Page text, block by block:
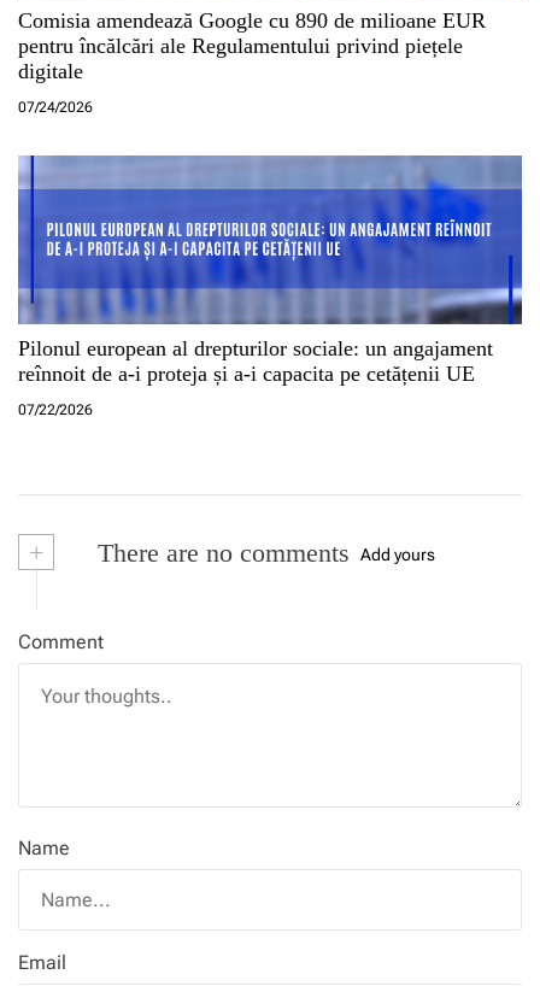
Comisia amendează Google cu 890 de milioane EUR
pentru încălcări ale Regulamentului privind piețele
digitale
07/24/2026
Pilonul european al drepturilor sociale: un angajament
reînnoit de a-i proteja și a-i capacita pe cetățenii UE
07/22/2026
+ There are no comments Add yours
Comment
Name
Email